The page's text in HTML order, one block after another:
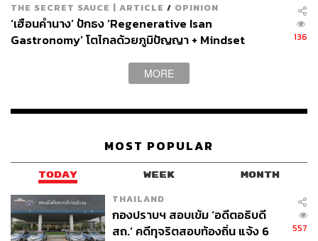
นอกจากนี้อีกหนึ่งสิ่งที่เขาหลงใหลก็คือบรรยากาศเก่า ๆ แบ
เห็นบรรดารูปถ่ายทั้งเก่าและใหม่แปะเรียงรายอยู่บนกำแพง
อัตลักษณ์แบบไทย ๆ นี้มัน (โคตร) มีมนต์เสน่ห์จัง … ดังแค่
กิตติศัพท์ของร้าน แต่เรากำลังแซวจูเนียร์กลับ
(ฮา) เอาจริง ๆ เค้าน่าจะอยากถ่ายเต (ตะวัน วิหครัตน์) มากก
ว่ามั้ง เพราะตอนนั้นผมมากินกับเต แล้วก็ยังไม่ดังเลยด้วย”
ประโยคถ่อมตนปนหน้าอมยิ้มทำให้เรารู้ว่าเขาภูมิใจกับร้าน
นี้มากแค่ไหน
THE SECRET SAUCE | ARTICLE / OPINION
‘เฮือนคำนาง’ ปักธง ‘Regenerative Isan
Gastronomy’ โตไกลด้วยภูมิปัญญา + Mindset
136
MORE
MOST POPULAR
TODAY WEEK MONTH
THAILAND
กองปราบฯ สอบเข้ม ‘อดีตอธิบดี
สถ.’ คดีทุจริตสอบท้องถิ่น แจ้ง 6
557